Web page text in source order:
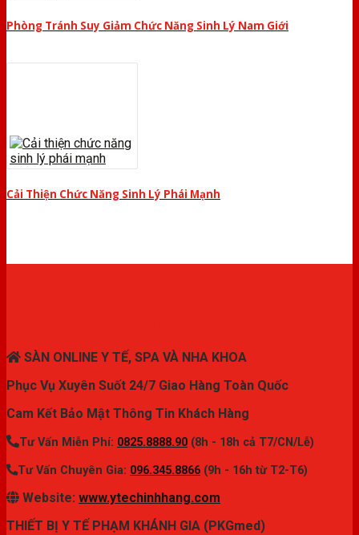
Phòng Tránh Suy Giảm Chức Năng Sinh Lý Nam Giới
Cải Thiện Chức Năng Sinh Lý Phái Mạnh
SÀN ONLINE Y TẾ, SPA VÀ NHA KHOA
Phục Vụ Xuyên Suốt 24/7 Giao Hàng Toàn Quốc
Cam Kết Bảo Mật Thông Tin Khách Hàng
Tư Vấn Miễn Phí: 0825.8888.90 (8h - 18h cả T7/CN/Lễ)
Tư Vấn Chuyên Gia: 096.345.8866 (9h - 16h từ T2-T6)
Website: www.ytechinhhang.com
THIẾT BỊ Y TẾ PHẠM KHÁNH GIA (PKGmed)